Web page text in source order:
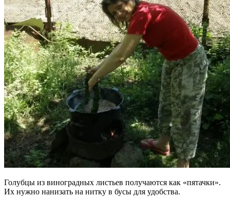
Голубцы из виноградных листьев получаются как «пятачки».
Их нужно нанизать на нитку в бусы для удобства.